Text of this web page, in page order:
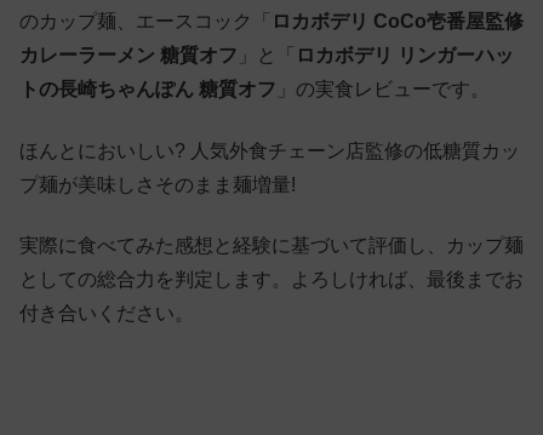
のカップ麺、エースコック「 ロカボデリ CoCo壱番屋監修
カレーラーメン 糖質オフ 」と「 ロカボデリ リンガーハッ
トの長崎ちゃんぽん 糖質オフ 」の実食レビューです。
ほんとにおいしい? 人気外食チェーン店監修の低糖質カッ
プ麺が美味しさそのまま麺増量!
実際に食べてみた感想と経験に基づいて評価し、カップ麺
としての総合力を判定します。よろしければ、最後までお
付き合いください。